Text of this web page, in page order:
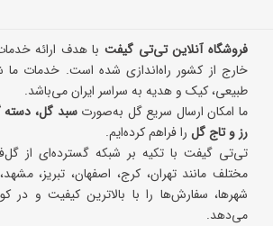
فروشگاه آنلاین تی‌تی گیفتبا هدف ارائه
خارج از کشور راه‌اندازی شده است. خدمات ما
طبیعی، کیک و هدیه به سراسر ایران می‌باشد.
ما امکان ارسال سریع گل به‌صورتسبد گل، دسته
رز و تاج گل را فراهم کرده‌ایم.
تی‌تی گیفت با تکیه بر شبکه گسترده‌ای از
مختلف مانند تهران، کرج، اصفهان، تبریز،
شهرها، سفارش‌ها را با بالاترین کیفیت و در
می‌دهد.